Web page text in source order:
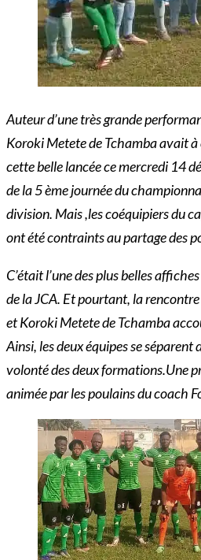
Auteurd’une très grande
Koroki Metete de Tchamba avait
cette belle lancée ce mercredi 14
de la 5 ème journée du
division. Mais ,les coéquipiers du
ont été contraints au partage des
C’était l’une des plus belles
de la JCA. Et pourtant, la
et Koroki Metete de Tchamba
Ainsi, les deux équipes se séparent
volonté des deux formations.Une
animée par les poulains du coach